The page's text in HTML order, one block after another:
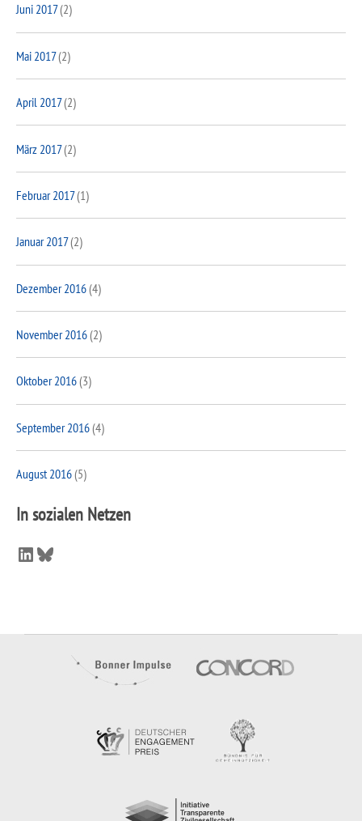
Juni 2017(2)
Mai 2017(2)
April 2017(2)
März 2017(2)
Februar 2017(1)
Januar 2017(2)
Dezember 2016(4)
November 2016(2)
Oktober 2016(3)
September 2016(4)
August 2016(5)
In sozialen Netzen
LinkedIn
Bluesky